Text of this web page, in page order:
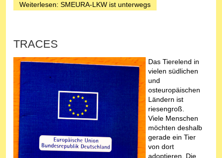
Weiterlesen: SMEURA-LKW ist unterwegs
TRACES
Das Tierelend in
vielen südlichen
und
osteuropäischen
Ländern ist
riesengroß.
Viele Menschen
möchten deshalb
gerade ein Tier
von dort
adoptieren. Die